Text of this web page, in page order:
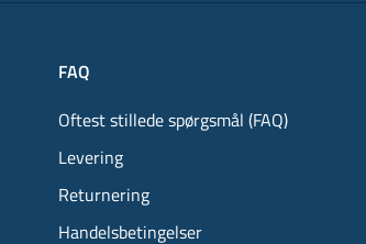
FAQ
Oftest stillede spørgsmål (FAQ)
Levering
Returnering
Handelsbetingelser